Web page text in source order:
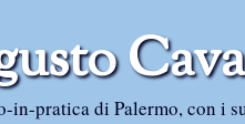
in-pratica di Palermo, con i